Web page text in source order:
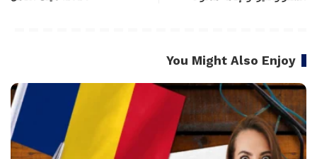
You Might Also Enjoy